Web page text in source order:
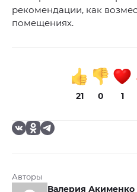
рекомендации, как
помещениях.
21 0 1
Авторы
Валерия Акименко